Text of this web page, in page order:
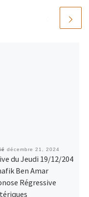
décembre 21, 2024
du Jeudi 19/12/204
Ben Amar
Régressive